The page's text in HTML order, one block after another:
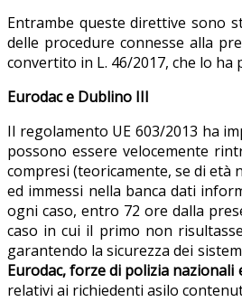
Entrambe queste direttive sono
delle procedure connesse alla
convertito in L. 46/2017, che lo
Eurodac e Dublino III
Il regolamento UE 603/2013 ha
possono essere velocemente
compresi (teoricamente, se di età
ed immessi nella banca dati
ogni caso, entro 72 ore dalla
caso in cui il primo non
garantendo la sicurezza dei
Eurodac, forze di polizia nazionali
relativi ai richiedenti asilo